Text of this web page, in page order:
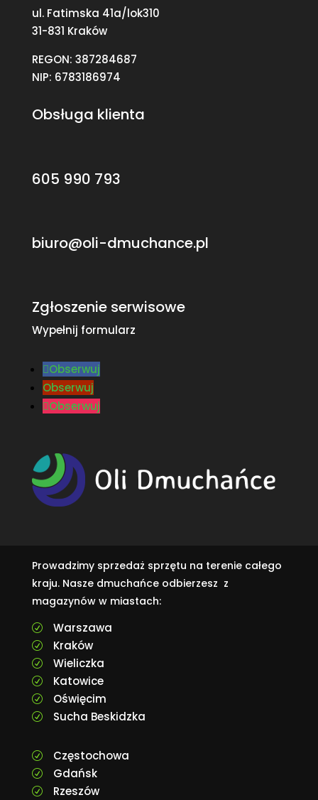
ul. Fatimska 41a/lok310
31-831 Kraków
REGON: 387284687
NIP: 6783186974
Obsługa klienta
605 990 793
biuro@oli-dmuchance.pl
Zgłoszenie serwisowe
Wypełnij formularz
Obserwuj
Obserwuj
Obserwuj
Prowadzimy sprzedaż sprzętu na terenie całego
kraju. Nasze dmuchańce odbierzesz z
magazynów w miastach:
R Warszawa
R Kraków
R Wieliczka
R Katowice
R Oświęcim
R Sucha Beskidzka
R Częstochowa
R Gdańsk
R Rzeszów